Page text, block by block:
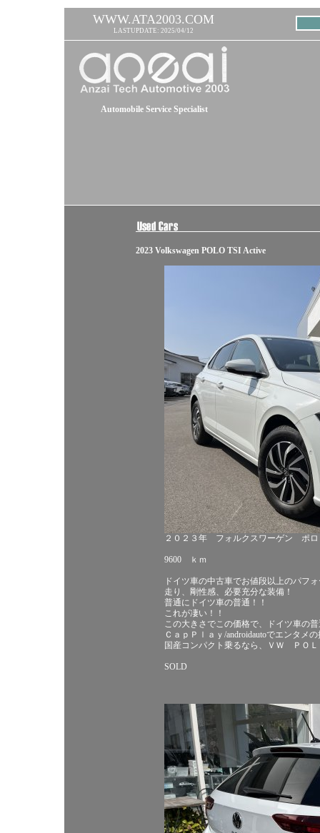
WWW.ATA2003.COM
LASTUPDATE: 2025/04/12
Automobile Service Specialist
2023 Volkswagen POLO TSI Active
２０２３年 フォルクスワーゲン ポ
9600 ｋｍ
ドイツ車の中古車でお値段以上のパフ
走り、剛性感、必要充分な装備！
普通にドイツ車の普通！！
これが凄い！！
この大きさでこの価格で、ドイツ車の
ＣａｐＰｌａｙ/androidautoでエンタメ
国産コンパクト乗るなら、ＶＷ ＰＯ
SOLD